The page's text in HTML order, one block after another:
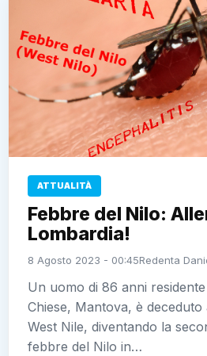
ATTUALITÀ
Febbre del Nilo:
Lombardia!
8 Agosto 2023 - 00:45Redenta
Un uomo di 86 anni
Chiese, Mantova, è
West Nile, diventando la
febbre del Nilo in…